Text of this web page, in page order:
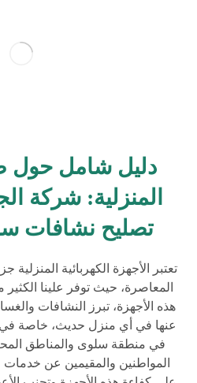
دليل شامل حول
المنزلية: شركة
تصليح نشافات
تعتبر الأجهزة الكهربائية المنزلية
المعاصرة، حيث توفر علينا
هذه الأجهزة، تبرز النشافات
عنها في أي منزل حديث، خاصة في
في منطقة سلوى والمناطق
المواطنين والمقيمين عن خدمات